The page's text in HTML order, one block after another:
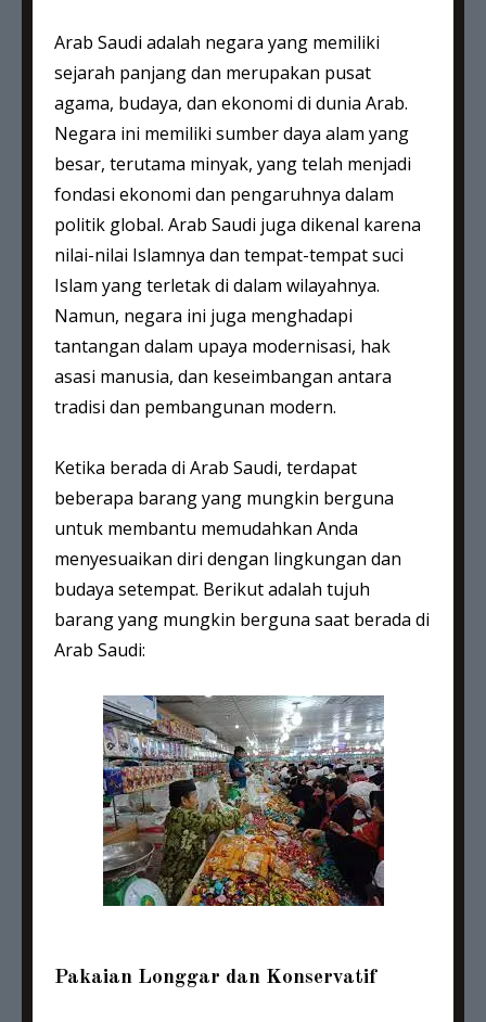
Arab Saudi adalah negara yang memiliki
sejarah panjang dan merupakan pusat
agama, budaya, dan ekonomi di dunia Arab.
Negara ini memiliki sumber daya alam yang
besar, terutama minyak, yang telah menjadi
fondasi ekonomi dan pengaruhnya dalam
politik global. Arab Saudi juga dikenal karena
nilai-nilai Islamnya dan tempat-tempat suci
Islam yang terletak di dalam wilayahnya.
Namun, negara ini juga menghadapi
tantangan dalam upaya modernisasi, hak
asasi manusia, dan keseimbangan antara
tradisi dan pembangunan modern.
Ketika berada di Arab Saudi, terdapat
beberapa barang yang mungkin berguna
untuk membantu memudahkan Anda
menyesuaikan diri dengan lingkungan dan
budaya setempat. Berikut adalah tujuh
barang yang mungkin berguna saat berada di
Arab Saudi:
Pakaian Longgar dan Konservatif